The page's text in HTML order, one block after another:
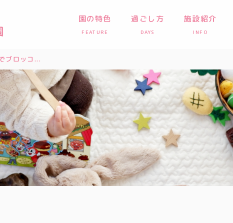
園の特色
FEATURE
過ごし方
DAYS
施設紹介
INFO
ブロッコ...